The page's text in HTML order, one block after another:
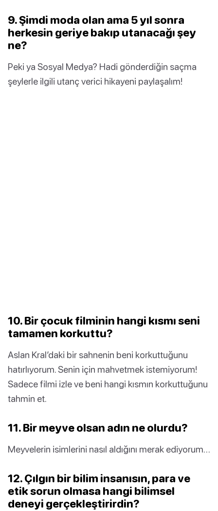
9. Şimdi moda olan ama 5 yıl sonra
herkesin geriye bakıp utanacağı şey
ne?
Peki ya Sosyal Medya? Hadi gönderdiğin saçma
şeylerle ilgili utanç verici hikayeni paylaşalım!
10. Bir çocuk filminin hangi kısmı seni
tamamen korkuttu?
Aslan Kral’daki bir sahnenin beni korkuttuğunu
hatırlıyorum. Senin için mahvetmek istemiyorum!
Sadece filmi izle ve beni hangi kısmın korkuttuğunu
tahmin et.
11. Bir meyve olsan adın ne olurdu?
Meyvelerin isimlerini nasıl aldığını merak ediyorum…
12. Çılgın bir bilim insanısın, para ve
etik sorun olmasa hangi bilimsel
deneyi gerçekleştirirdin?